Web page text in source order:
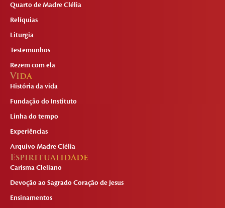
Quarto de Madre Clélia
Relíquias
Liturgia
Testemunhos
Rezem com ela
Vida
História da vida
Fundação do Instituto
Linha do tempo
Experiências
Arquivo Madre Clélia
Espiritualidade
Carisma Cleliano
Devoção ao Sagrado Coração de Jesus
Ensinamentos